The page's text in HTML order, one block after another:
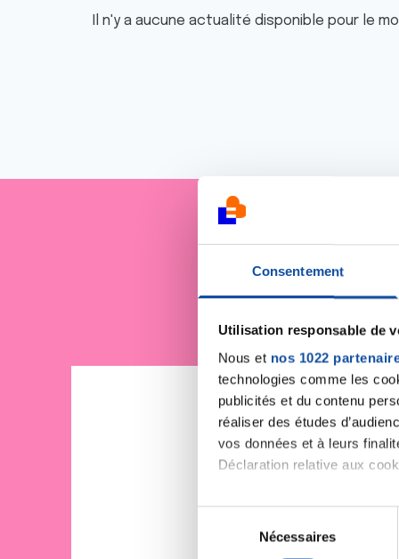
Consentement
Utilisation responsable de
Nous et nos 1022
technologies comme les
publicités et du contenu
réaliser des études
vos données et à leurs
Déclaration relative aux
Si vous le permettez, nous
Collecter des
Nécessaires
Il n'y a aucune actualité disponible pour le
Je